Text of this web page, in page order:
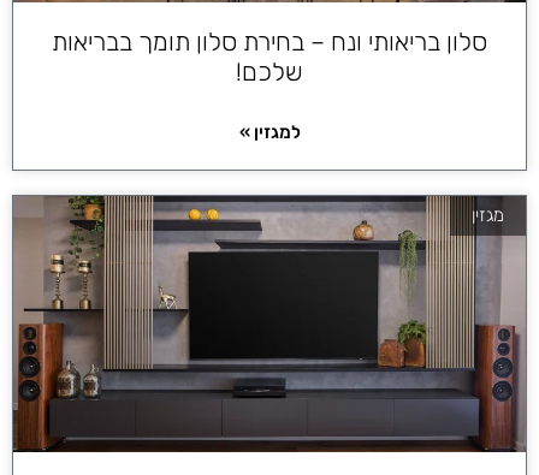
סלון בריאותי ונח – בחירת סלון תומך בבריאות
שלכם!
למגזין »
מגזין